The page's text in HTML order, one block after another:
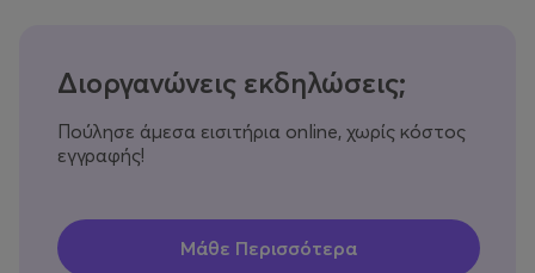
Διοργανώνεις εκδηλώσεις;
Πούλησε άμεσα εισιτήρια online, χωρίς κόστος
εγγραφής!